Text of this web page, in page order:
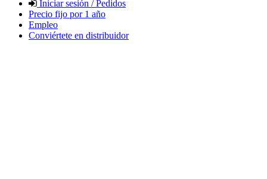
Iniciar sesión / Pedidos
Precio fijo por 1 año
Empleo
Conviértete en distribuidor